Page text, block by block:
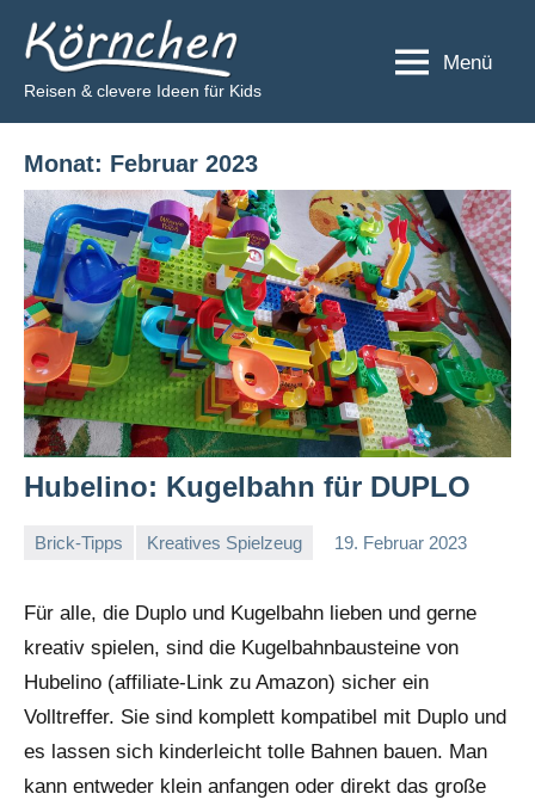
Inhalt
springen
Körnchen
Reisen & clevere Ideen für Kids
Menü
Monat: Februar 2023
Hubelino: Kugelbahn für DUPLO
Brick-Tipps Kreatives Spielzeug 19. Februar 2023
Für alle, die Duplo und Kugelbahn lieben und gerne
kreativ spielen, sind die Kugelbahnbausteine von
Hubelino (affiliate-Link zu Amazon) sicher ein
Volltreffer. Sie sind komplett kompatibel mit Duplo und
es lassen sich kinderleicht tolle Bahnen bauen. Man
kann entweder klein anfangen oder direkt das große